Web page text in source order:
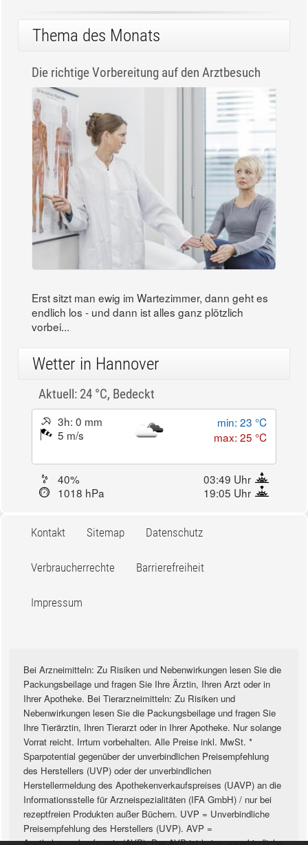
Thema des Monats
Die richtige Vorbereitung auf den Arztbesuch
Erst sitzt man ewig im Wartezimmer, dann geht es
endlich los - und dann ist alles ganz plötzlich
vorbei...
Wetter in Hannover
Aktuell: 24 °C, Bedeckt
3h: 0 mm
5 m/s
min: 23 °C
max: 25 °C
40%
03:49 Uhr
1018 hPa
19:05 Uhr
Kontakt Sitemap Datenschutz
Verbraucherrechte Barrierefreiheit
Impressum
Bei Arzneimitteln: Zu Risiken und Nebenwirkungen lesen Sie die
Packungsbeilage und fragen Sie Ihre Ärztin, Ihren Arzt oder in
Ihrer Apotheke. Bei Tierarzneimitteln: Zu Risiken und
Nebenwirkungen lesen Sie die Packungsbeilage und fragen Sie
Ihre Tierärztin, Ihren Tierarzt oder in Ihrer Apotheke. Nur solange
Vorrat reicht. Irrtum vorbehalten. Alle Preise inkl. MwSt. *
Sparpotential gegenüber der unverbindlichen Preisempfehlung
des Herstellers (UVP) oder der unverbindlichen
Herstellermeldung des Apothekenverkaufspreises (UAVP) an die
Informationsstelle für Arzneispezialitäten (IFA GmbH) / nur bei
rezeptfreien Produkten außer Büchern. UVP = Unverbindliche
Preisempfehlung des Herstellers (UVP). AVP =